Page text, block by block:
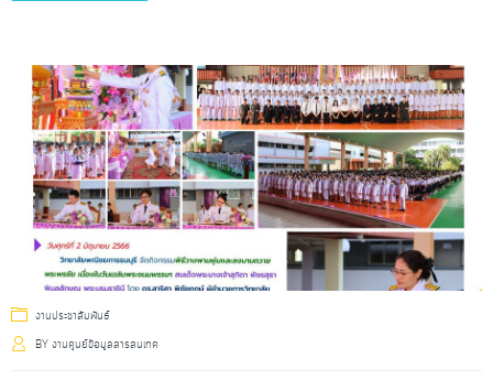
งานประชาสัมพันธ์
BY งานศูนย์ข้อมูลสารสนเทศ